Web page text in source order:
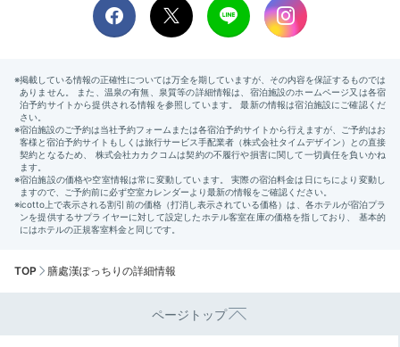
TOP 膳處漢ぽっちりの詳細情報
ページトップ